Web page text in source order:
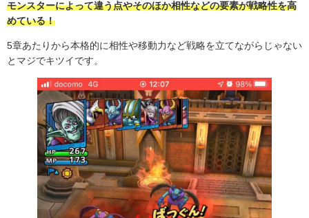
モンスターによって違う点やそのほか相性などの要素が戦略性を高
めている！
5章あたりから本格的に相性や移動力など戦略を立てながらじゃない
とマジでキツイです。